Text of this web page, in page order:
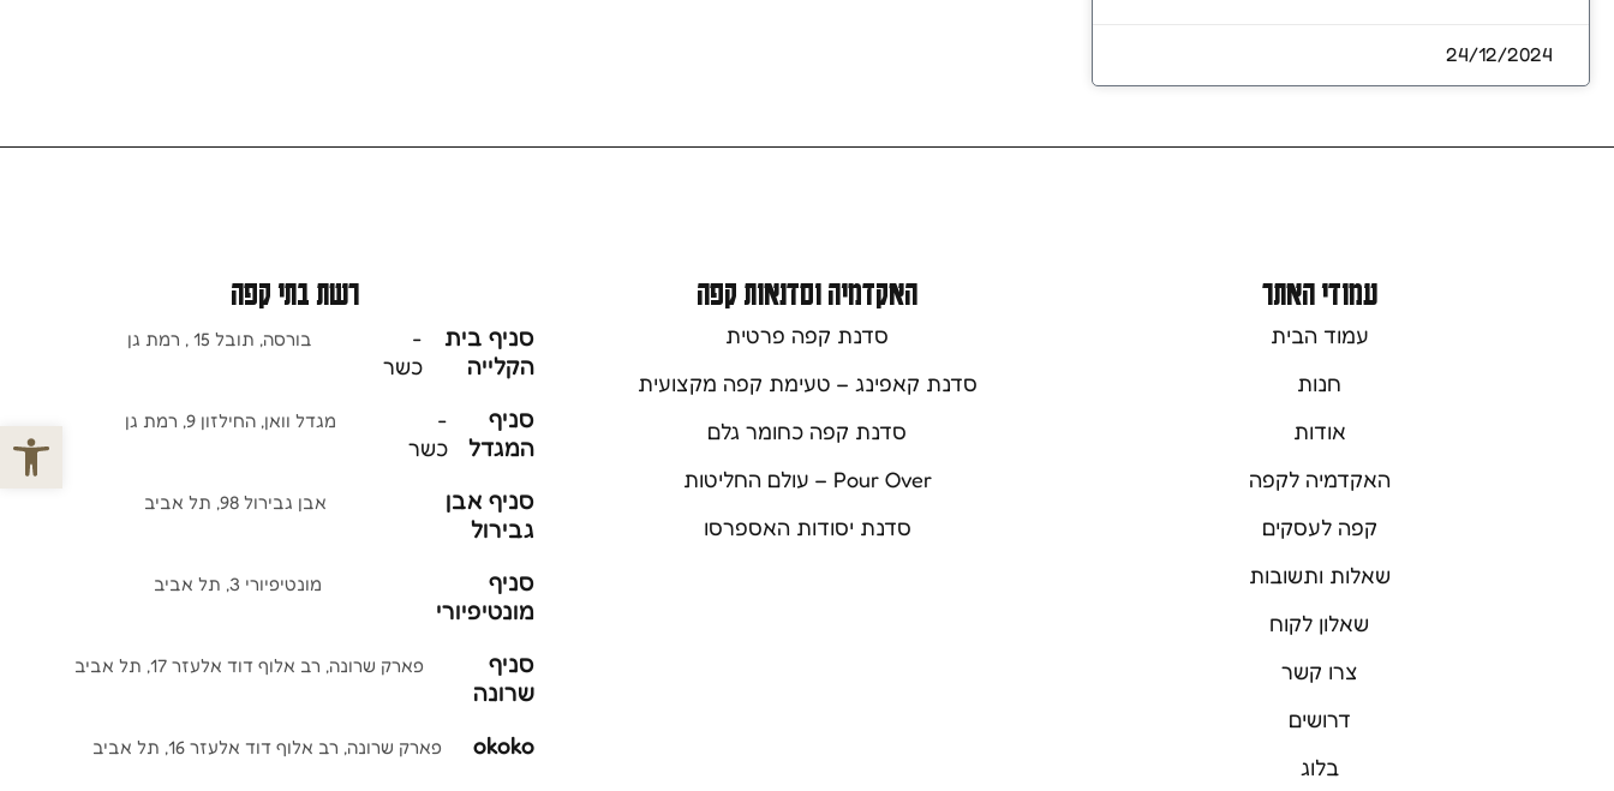
פתח
24/12/2024
עמודי האתר
עמוד הבית
חנות
אודות
האקדמיה לקפה
קפה לעסקים
שאלות ותשובות
שאלון לקוח
צרו קשר
דרושים
בלוג
האקדמיה וסדנאות קפה
סדנת קפה פרטית
סדנת קאפינג – טעימת קפה מקצועית
סדנת קפה כחומר גלם
Pour Over – עולם החליטות
סדנת יסודות האספרסו
רשת בתי קפה
סניף בית
הקלייה
-
כשר
בורסה, תובל 15 , רמת גן
סניף
המגדל
-
כשר
מגדל וואן, החילזון 9, רמת גן
סניף אבן
גבירול
אבן גבירול 98, תל אביב
סניף
מונטיפיורי
מונטיפיורי 3, תל אביב
סניף
שרונה
פארק שרונה, רב אלוף דוד אלעזר 17, תל אביב
okoko פארק שרונה, רב אלוף דוד אלעזר 16, תל אביב